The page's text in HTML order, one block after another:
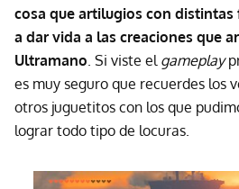
cosa que artilugios con distintas
a dar vida a las creaciones que
Ultramano . Si viste el gameplay
es muy seguro que recuerdes los
otros juguetitos con los que
lograr todo tipo de locuras.